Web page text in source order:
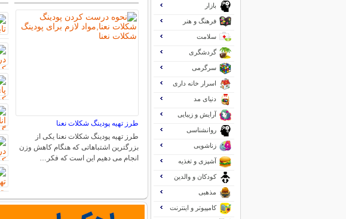
طرز تهیه پودینگ شکلات نعنا
طرز تهیه پودینگ شکلات نعنا یکی از
بزرگترین اشتباهاتی که هنگام کاهش وزن
انجام می دهیم این است که فکر…
بازار
فرهنگ و هنر
سلامت
گردشگری
سرگرمی
اسرار خانه داری
دنیای مد
آرایش و زیبایی
روانشناسی
زناشویی
آشپزی و تغذیه
کودکان و والدین
مذهبی
کامپیوتر و اینترنت